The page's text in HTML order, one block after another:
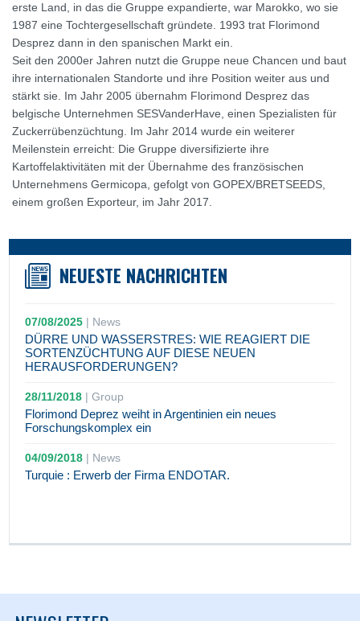
erste Land, in das die Gruppe expandierte, war Marokko, wo sie
1987 eine Tochtergesellschaft gründete. 1993 trat Florimond
Desprez dann in den spanischen Markt ein.
Seit den 2000er Jahren nutzt die Gruppe neue Chancen und baut
ihre internationalen Standorte und ihre Position weiter aus und
stärkt sie. Im Jahr 2005 übernahm Florimond Desprez das
belgische Unternehmen SESVanderHave, einen Spezialisten für
Zuckerrübenzüchtung. Im Jahr 2014 wurde ein weiterer
Meilenstein erreicht: Die Gruppe diversifizierte ihre
Kartoffelaktivitäten mit der Übernahme des französischen
Unternehmens Germicopa, gefolgt von GOPEX/BRETSEEDS,
einem großen Exporteur, im Jahr 2017.
NEUESTE NACHRICHTEN
07/08/2025 | News
DÜRRE UND WASSERSTRES: WIE REAGIERT DIE
SORTENZÜCHTUNG AUF DIESE NEUEN
HERAUSFORDERUNGEN?
28/11/2018 |Group
Florimond Deprez weiht in Argentinien ein neues
Forschungskomplex ein
04/09/2018 | News
Turquie : Erwerb der Firma ENDOTAR.